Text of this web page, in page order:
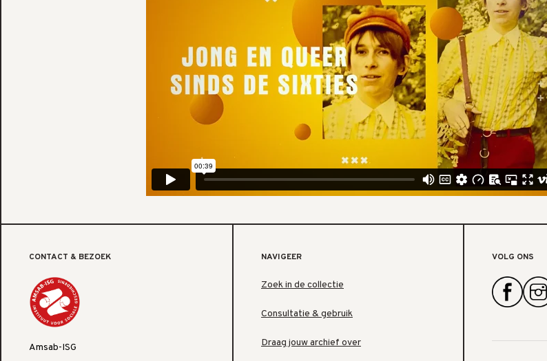
CONTACT & BEZOEK
Amsab-ISG
NAVIGEER
Zoek in de collectie
Consultatie & gebruik
Draag jouw archief over
VOLG ONS